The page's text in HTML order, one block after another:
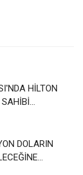
HİLTON
DOLARIN